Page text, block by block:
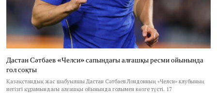
Дастан Сәтбаев «Челси» сапындағы алғашқы ресми ойынында
гол соқты
Қазақстандық жас шабуылшы Дастан Сәтбаев Лондонның «Челси» клубының
негізгі құрамындағы алғашқы ойынында голымен көзге түсті. 17